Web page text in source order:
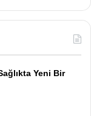
Yeni Bir